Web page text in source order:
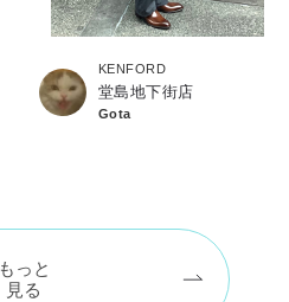
KENFORD
堂島地下街店
Gota
もっと
見る